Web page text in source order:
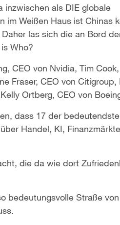
inzwischen als DIE globale
Weißen Haus ist Chinas
las sich die an Bord
Who?
CEO von Nvidia, Tim
Fraser, CEO von Citigroup,
Ortberg, CEO von
dass 17 der
Handel, KI,
die da wie dort
bedeutungsvolle Straße